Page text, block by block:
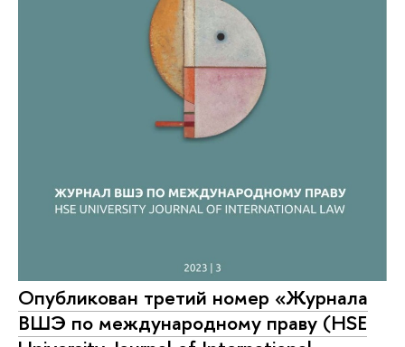
Опубликован третий номер «Журнала
ВШЭ по международному праву (HSE